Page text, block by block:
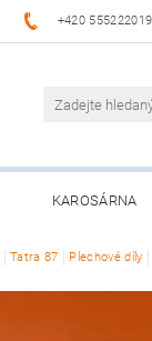
+420 555222019
KAROSÁRNA
Tatra 87 Plechové díly